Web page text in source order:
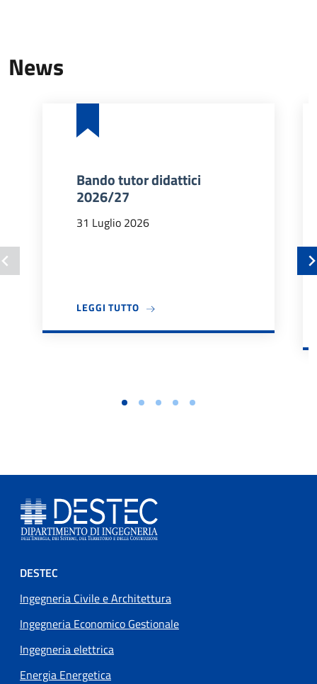
News
Bando tutor didattici
2026/27
31 Luglio 2026
LEGGI TUTTOA PROPOSITO DI BANDO TUTOR
Footer menu
DESTEC
Ingegneria Civile e Architettura
Ingegneria Economico Gestionale
Ingegneria elettrica
Energia Energetica